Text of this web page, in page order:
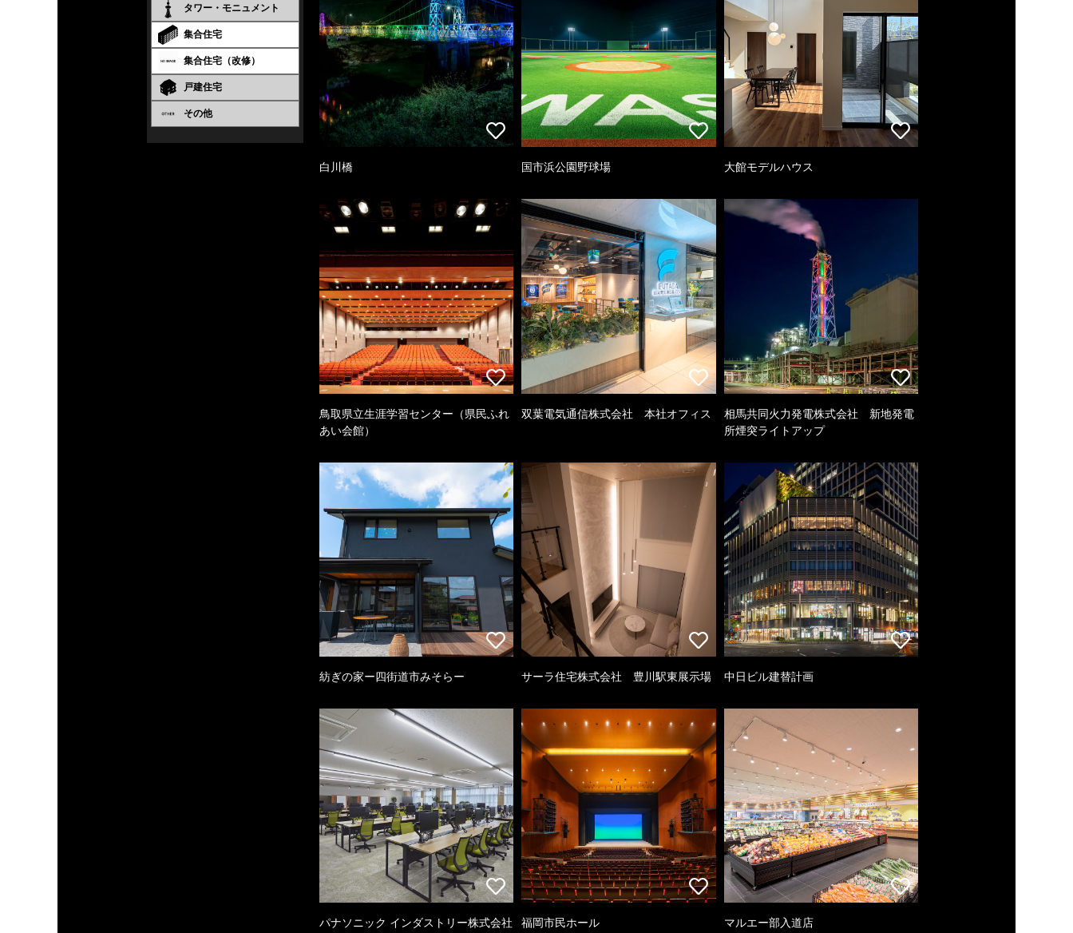
タワー・モニュメント
集合住宅
集合住宅（改修）
戸建住宅
その他
白川橋 国市浜公園野球場 大館モデルハウス
鳥取県立生涯学習センター（県民ふれ
あい会館）
双葉電気通信株式会社 本社オフィス
相馬共同火力発電株式会社 新地発電
所煙突ライトアップ
紡ぎの家ー四街道市みそらー サーラ住宅株式会社 豊川駅東展示場 中日ビル建替計画
パナソニック インダストリー株式会社
福岡市民ホール マルエー部入道店